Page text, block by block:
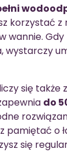
korzystać z
wannie. Gdy
wystarczy
się także
do
pamiętać o
się